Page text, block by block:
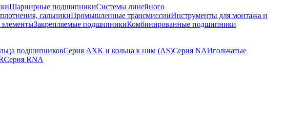
Шарнирные подшипникиСистемы линейного
сальникиПромышленные трансмиссииИнструменты для монтажа и
Закрепляемые подшипникиКомбинированные подшипники
подшипниковСерия AXK и кольца к ним (AS)Серия NAИгольчатые
Серия RNA